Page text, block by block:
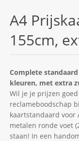
A4
155cm,
Complete
kleuren, met extra
Wil je je prijzen
reclameboodschap
kaartstandaard voor
metalen ronde voet
staan! In een